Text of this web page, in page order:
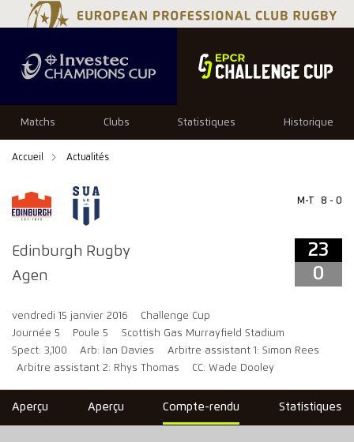
Matchs Clubs Statistiques Historique
Accueil Actualités
Edinburgh Rugby
Agen
M-T 8 - 0
23
0
vendredi 15 janvier 2016
Challenge Cup
Journée 5
Poule 5
Scottish Gas Murrayfield Stadium
Spect: 3,100
Arb: Ian Davies
Arbitre assistant 1: Simon Rees
Arbitre assistant 2: Rhys Thomas
CC: Wade Dooley
23 0
Aperçu Aperçu Compte-rendu Statistiques